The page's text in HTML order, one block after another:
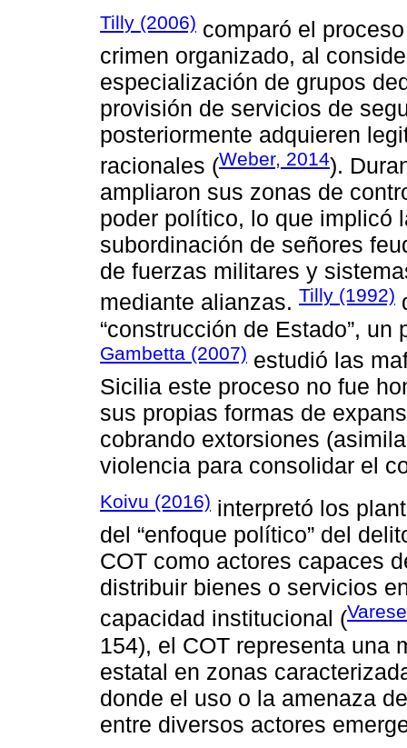
Tilly (2006) comparó el
crimen organizado, al
especialización de grupos
provisión de servicios de
posteriormente adquieren
racionales (Weber, 2014).
ampliaron sus zonas de
poder político, lo que implicó
subordinación de señores
de fuerzas militares y
mediante alianzas. Tilly (1992)
“construcción de Estado”,
Gambetta (2007) estudió las
Sicilia este proceso no fue
sus propias formas de
cobrando extorsiones
violencia para consolidar el
Koivu (2016) interpretó los
del “enfoque político” del
COT como actores capaces
distribuir bienes o servicios
capacidad institucional (
154), el COT representa una
estatal en zonas
donde el uso o la amenaza
entre diversos actores